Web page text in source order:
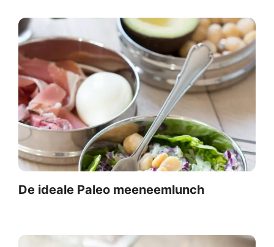
De ideale Paleo meeneemlunch